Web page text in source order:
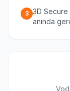
3 3D
anında